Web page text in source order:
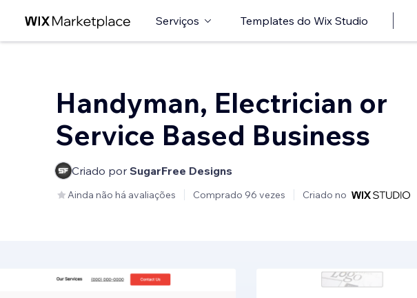
Serviços Templates do Wix Studio
Handyman, Electrician or
Service Based Business
Criado por SugarFree Designs
Ainda não há avaliações Comprado 96 vezes Criado no